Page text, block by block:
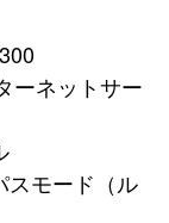
ーネットサー
スモード（ル